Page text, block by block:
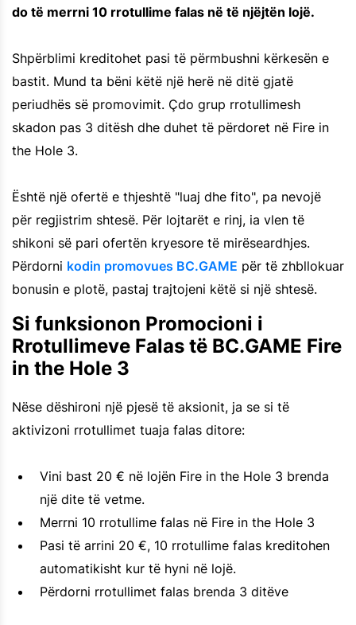
do të merrni 10 rrotullime falas në të njëjtën lojë.
Shpërblimi kreditohet pasi të përmbushni kërkesën e
bastit. Mund ta bëni këtë një herë në ditë gjatë
periudhës së promovimit. Çdo grup rrotullimesh
skadon pas 3 ditësh dhe duhet të përdoret në Fire in
the Hole 3.
Është një ofertë e thjeshtë "luaj dhe fito", pa nevojë
për regjistrim shtesë. Për lojtarët e rinj, ia vlen të
shikoni së pari ofertën kryesore të mirëseardhjes.
Përdorni kodin promovues BC.GAME për të zhbllokuar
bonusin e plotë, pastaj trajtojeni këtë si një shtesë.
Si funksionon Promocioni i
Rrotullimeve Falas të BC.GAME Fire
in the Hole 3
Nëse dëshironi një pjesë të aksionit, ja se si të
aktivizoni rrotullimet tuaja falas ditore:
Vini bast 20 € në lojën Fire in the Hole 3 brenda
një dite të vetme.
Merrni 10 rrotullime falas në Fire in the Hole 3
Pasi të arrini 20 €, 10 rrotullime falas kreditohen
automatikisht kur të hyni në lojë.
Përdorni rrotullimet falas brenda 3 ditëve